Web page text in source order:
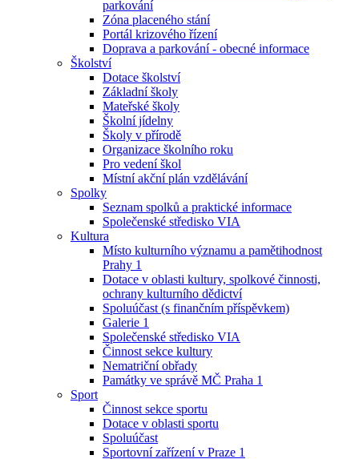
parkování
Zóna placeného stání
Portál krizového řízení
Doprava a parkování - obecné informace
Školství
Dotace školství
Základní školy
Mateřské školy
Školní jídelny
Školy v přírodě
Organizace školního roku
Pro vedení škol
Místní akční plán vzdělávání
Spolky
Seznam spolků a praktické informace
Společenské středisko VIA
Kultura
Místo kulturního významu a pamětihodnost
Prahy 1
Dotace v oblasti kultury, spolkové činnosti,
ochrany kulturního dědictví
Spoluúčast (s finančním příspěvkem)
Galerie 1
Společenské středisko VIA
Činnost sekce kultury
Nematriční obřady
Památky ve správě MČ Praha 1
Sport
Činnost sekce sportu
Dotace v oblasti sportu
Spoluúčast
Sportovní zařízení v Praze 1